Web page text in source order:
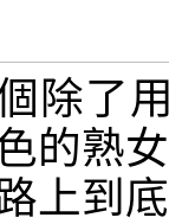
除了
的熟女
上到